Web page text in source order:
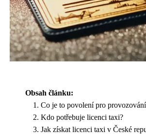
Obsah článku:
Co je to povolení pro
Kdo potřebuje licenci taxi?
Jak získat licenci taxi v České